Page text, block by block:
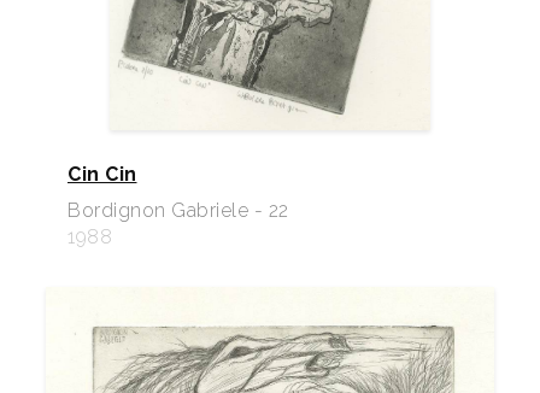
Cin Cin
Bordignon Gabriele - 22
1988